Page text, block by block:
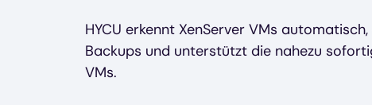
HYCU erkennt XenServer VMs
Backups und unterstützt die nahezu
VMs.